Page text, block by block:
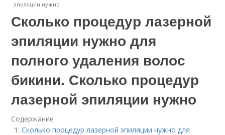
эпиляции нужно
Сколько процедур лазерной
эпиляции нужно для
полного удаления волос
бикини. Сколько процедур
лазерной эпиляции нужно
Содержание
Сколько процедур лазерной эпиляции нужно для